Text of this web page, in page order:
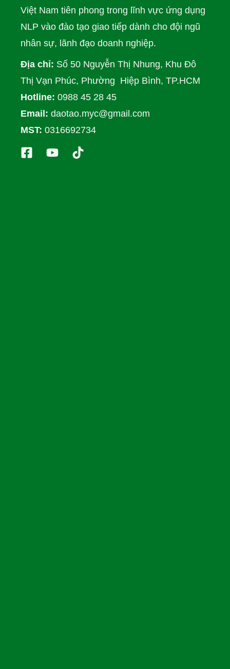
Việt Nam tiên phong trong lĩnh vực ứng dụng
NLP vào đào tạo giao tiếp dành cho đội ngũ
nhân sự, lãnh đạo doanh nghiệp.
Địa chỉ: Số 50 Nguyễn Thị Nhung, Khu Đô
Thị Vạn Phúc, Phường Hiệp Bình, TP.HCM
Hotline: 0988 45 28 45
Email: daotao.myc@gmail.com
MST: 0316692734